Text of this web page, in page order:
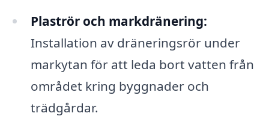
Plaströr och markdränering:
Installation av dräneringsrör under
markytan för att leda bort vatten från
området kring byggnader och
trädgårdar.